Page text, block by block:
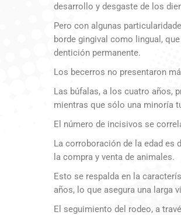
desarrollo y desgaste de los
Pero con algunas
borde gingival como lingual,
dentición permanente.
Los becerros no presentaron
Las búfalas, a los cuatro años,
mientras que sólo una minoría
El número de incisivos se
La corroboración de la edad es
la compra y venta de animales.
Esto se respalda en la
años, lo que asegura una larga
El seguimiento del rodeo, a